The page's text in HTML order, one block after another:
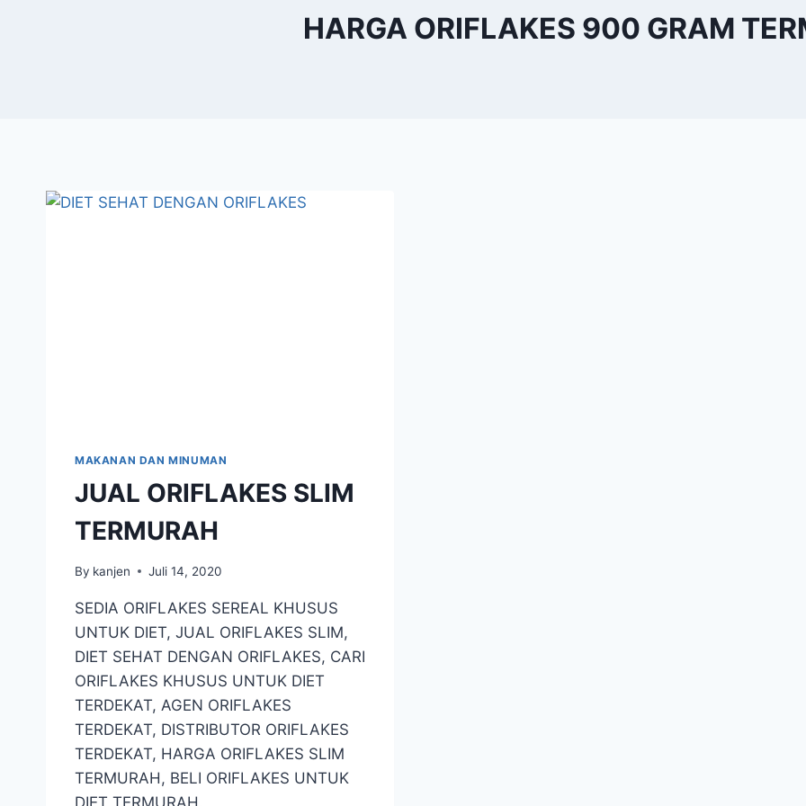
HARGA ORIFLAKES 900 GRAM
MAKANAN DAN MINUMAN
JUAL ORIFLAKES SLIM
TERMURAH
By kanjen Juli 14, 2020
SEDIA ORIFLAKES SEREAL KHUSUS
UNTUK DIET, JUAL ORIFLAKES SLIM,
DIET SEHAT DENGAN ORIFLAKES, CARI
ORIFLAKES KHUSUS UNTUK DIET
TERDEKAT, AGEN ORIFLAKES
TERDEKAT, DISTRIBUTOR ORIFLAKES
TERDEKAT, HARGA ORIFLAKES SLIM
TERMURAH, BELI ORIFLAKES UNTUK
DIET TERMURAH.